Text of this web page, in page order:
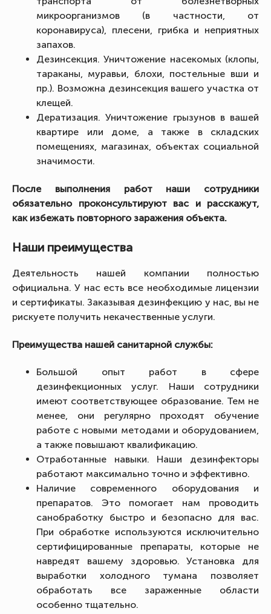
микроорганизмов (в частности, от
коронавируса), плесени, грибка и неприятных
запахов.
Дезинсекция. Уничтожение насекомых (клопы,
тараканы, муравьи, блохи, постельные вши и
пр.). Возможна дезинсекция вашего участка от
клещей.
Дератизация. Уничтожение грызунов в вашей
квартире или доме, а также в складских
помещениях, магазинах, объектах социальной
значимости.
После выполнения работ наши сотрудники
обязательно проконсультируют вас и расскажут,
как избежать повторного заражения объекта.
Наши преимущества
Деятельность нашей компании полностью
официальна. У нас есть все необходимые лицензии
и сертификаты. Заказывая дезинфекцию у нас, вы не
рискуете получить некачественные услуги.
Преимущества нашей санитарной службы:
Большой опыт работ в сфере
дезинфекционных услуг. Наши сотрудники
имеют соответствующее образование. Тем не
менее, они регулярно проходят обучение
работе с новыми методами и оборудованием,
а также повышают квалификацию.
Отработанные навыки. Наши дезинфекторы
работают максимально точно и эффективно.
Наличие современного оборудования и
препаратов. Это помогает нам проводить
санобработку быстро и безопасно для вас.
При обработке используются исключительно
сертифицированные препараты, которые не
навредят вашему здоровью. Установка для
выработки холодного тумана позволяет
обработать все зараженные области
особенно тщательно.